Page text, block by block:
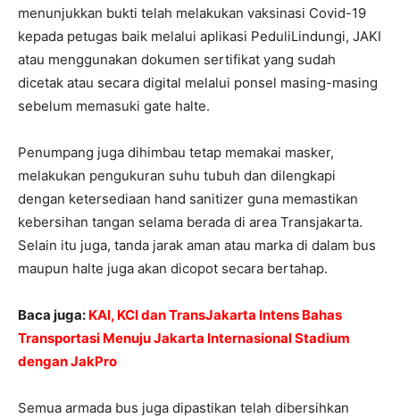
menunjukkan bukti telah melakukan vaksinasi Covid-19
kepada petugas baik melalui aplikasi PeduliLindungi, JAKI
atau menggunakan dokumen sertifikat yang sudah
dicetak atau secara digital melalui ponsel masing-masing
sebelum memasuki gate halte.
Penumpang juga dihimbau tetap memakai masker,
melakukan pengukuran suhu tubuh dan dilengkapi
dengan ketersediaan hand sanitizer guna memastikan
kebersihan tangan selama berada di area Transjakarta.
Selain itu juga, tanda jarak aman atau marka di dalam bus
maupun halte juga akan dicopot secara bertahap.
Baca juga: KAI, KCI dan TransJakarta Intens Bahas
Transportasi Menuju Jakarta Internasional Stadium
dengan JakPro
Semua armada bus juga dipastikan telah dibersihkan